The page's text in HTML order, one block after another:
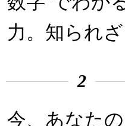
力。知られ
2
今、あなた